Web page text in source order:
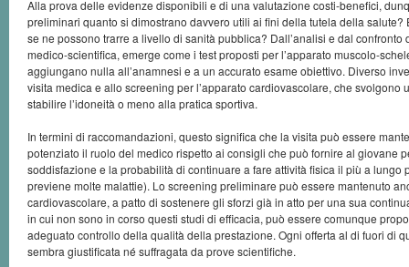
Alla prova delle evidenze disponibili e di una valutazione costi-benefici,
preliminari quanto si dimostrano davvero utili ai fini della tutela della
se ne possono trarre a livello di sanità pubblica? Dall’analisi e dal confronto
medico-scientifica, emerge come i test proposti per l’apparato muscolo-
aggiungano nulla all’anamnesi e a un accurato esame obiettivo. Diverso
visita medica e allo screening per l’apparato cardiovascolare, che svolgono
stabilire l’idoneità o meno alla pratica sportiva.
In termini di raccomandazioni, questo significa che la visita può essere
potenziato il ruolo del medico rispetto ai consigli che può fornire al giovane
soddisfazione e la probabilità di continuare a fare attività fisica il più a lungo
previene molte malattie). Lo screening preliminare può essere mantenuto
cardiovascolare, a patto di sostenere gli sforzi già in atto per una sua
in cui non sono in corso questi studi di efficacia, può essere comunque
adeguato controllo della qualità della prestazione. Ogni offerta al di fuori di
sembra giustificata né suffragata da prove scientifiche.